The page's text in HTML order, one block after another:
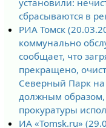
установили:
сбрасываются в
РИА Томск
коммунально
сообщает, что
прекращено,
Северный Парк
должным
прокуратуры
ИА «Tomsk.ru»